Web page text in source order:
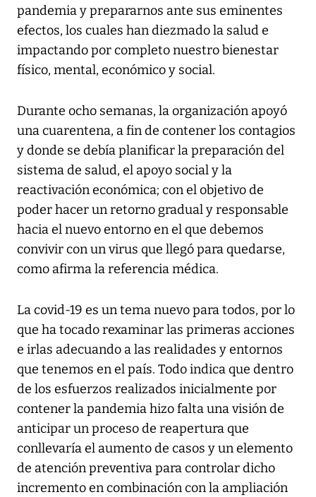
pandemia y prepararnos ante sus eminentes
efectos, los cuales han diezmado la salud e
impactando por completo nuestro bienestar
físico, mental, económico y social.
Durante ocho semanas, la organización apoyó
una cuarentena, a fin de contener los contagios
y donde se debía planificar la preparación del
sistema de salud, el apoyo social y la
reactivación económica; con el objetivo de
poder hacer un retorno gradual y responsable
hacia el nuevo entorno en el que debemos
convivir con un virus que llegó para quedarse,
como afirma la referencia médica.
La covid-19 es un tema nuevo para todos, por lo
que ha tocado rexaminar las primeras acciones
e irlas adecuando a las realidades y entornos
que tenemos en el país. Todo indica que dentro
de los esfuerzos realizados inicialmente por
contener la pandemia hizo falta una visión de
anticipar un proceso de reapertura que
conllevaría el aumento de casos y un elemento
de atención preventiva para controlar dicho
incremento en combinación con la ampliación